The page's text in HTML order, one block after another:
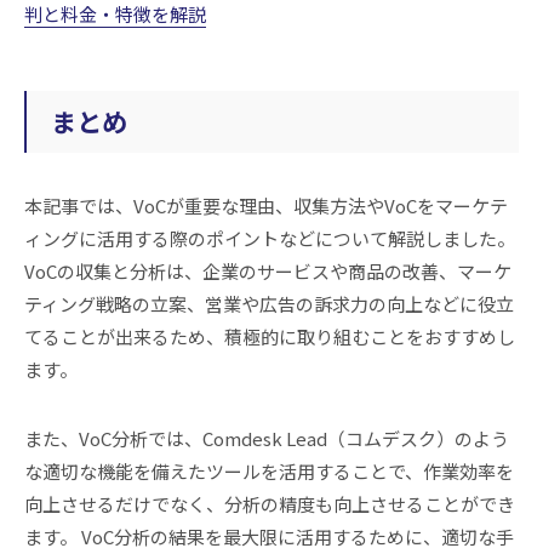
判と料金・特徴を解説
まとめ
本記事では、VoCが重要な理由、収集方法やVoCをマーケテ
ィングに活用する際のポイントなどについて解説しました。
VoCの収集と分析は、企業のサービスや商品の改善、マーケ
ティング戦略の立案、営業や広告の訴求力の向上などに役立
てることが出来るため、積極的に取り組むことをおすすめし
ます。
また、VoC分析では、Comdesk Lead（コムデスク）のよう
な適切な機能を備えたツールを活用することで、作業効率を
向上させるだけでなく、分析の精度も向上させることができ
ます。 VoC分析の結果を最大限に活用するために、適切な手